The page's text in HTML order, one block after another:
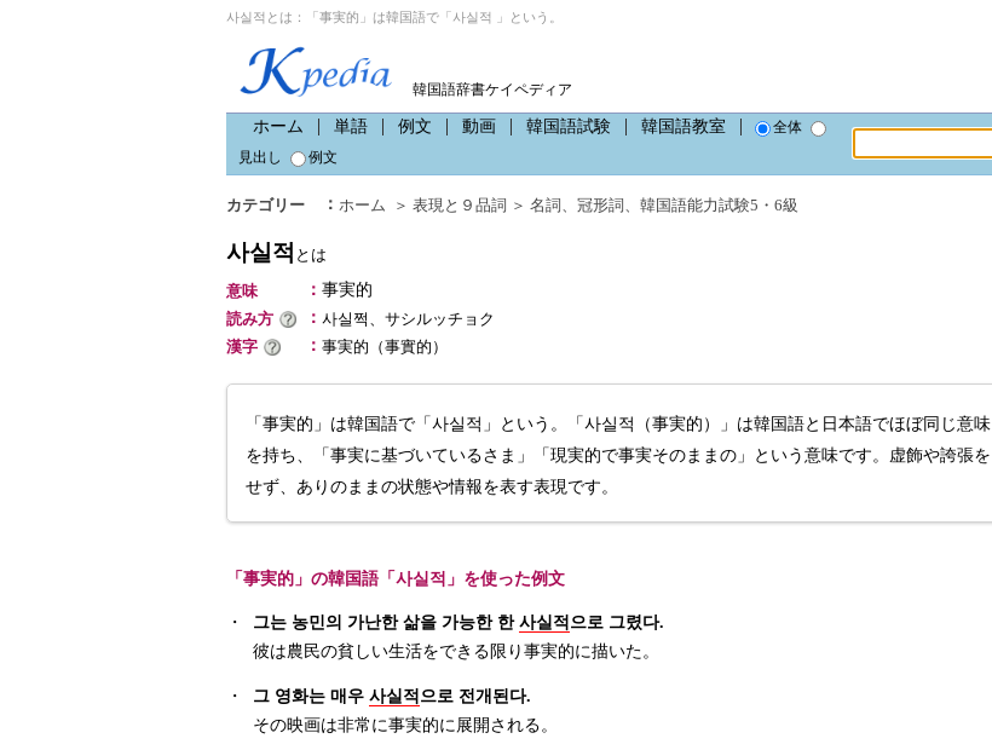
사실적とは：「事実的」は韓国語で「사실적 」という。
韓国語辞書ケイペディア
ホーム 単語 例文 動画 韓国語試験 韓国語教室
全体
見出し
例文
カテゴリー ： ホーム ＞ 表現と９品詞 ＞ 名詞 、 冠形詞 、 韓国語能力試験5・6級
사실적 とは
意味
： 事実的
読み方
： 사실쩍、サシルッチョク
漢字
： 事実的（事實的）
「事実的」は韓国語で「사실적」という。「사실적（事実的）」は韓国語と日本語でほぼ同じ意味
を持ち、「事実に基づいているさま」「現実的で事実そのままの」という意味です。虚飾や誇張を
せず、ありのままの状態や情報を表す表現です。
「事実的」の韓国語「사실적」を使った例文
・ 그는 농민의 가난한 삶을 가능한 한 사실적 으로 그렸다.
彼は農民の貧しい生活をできる限り事実的に描いた。
・ 그 영화는 매우 사실적 으로 전개된다.
その映画は非常に事実的に展開される。